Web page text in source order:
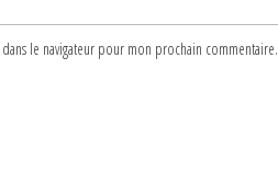
le navigateur pour mon prochain commentaire.